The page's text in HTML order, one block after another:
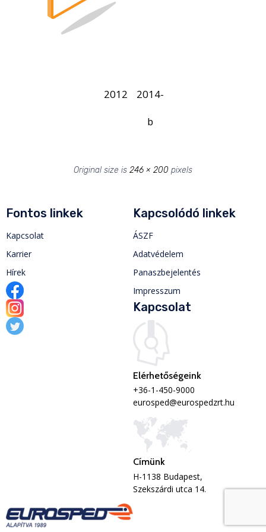
2012
2014-
b
Original size is 246 × 200 pixels
Fontos linkek
Kapcsolat
Karrier
Hírek
Kapcsolódó linkek
ÁSZF
Adatvédelem
Panaszbejelentés
Impresszum
Kapcsolat
Elérhetőségeink
+36-1-450-9000
eurosped@eurospedzrt.hu
Címünk
H-1138 Budapest,
Szekszárdi utca 14.